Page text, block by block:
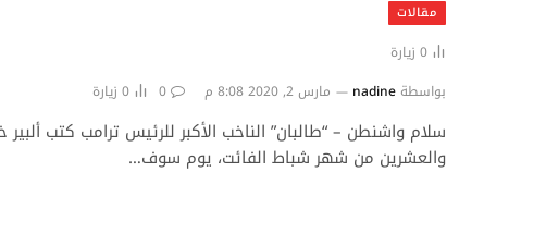
مقالات
0 زيارة
بواسطة nadine مارس 2, 2020 8:08 م 0
0 زيارة
سلام واشنطن – “طالبان” الناخب الأكبر للرئيس ترامب كتب
والعشرين من شهر شباط الفائت، يوم سوف…